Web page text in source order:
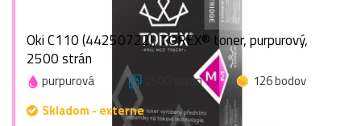
Oki C110 (44250722), TOREX® toner, purpurový,
2500 strán
purpurová 2500 strán
126 bodov
Skladom - externe